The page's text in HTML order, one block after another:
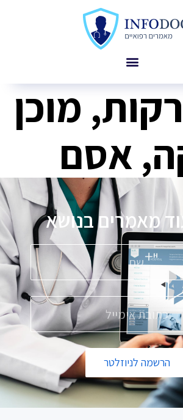
מוכן
אסם
מאמרים בנושאפ
הרשמה לניוזלטר